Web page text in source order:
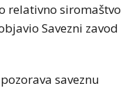
relativno siromaštvo
Savezni zavod
saveznu